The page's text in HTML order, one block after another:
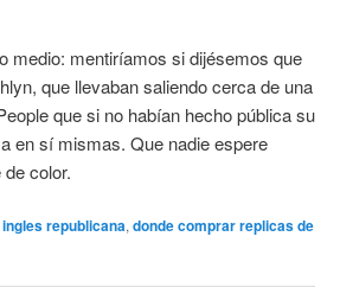
medio: mentiríamos si dijésemos que
que llevaban saliendo cerca de una
que si no habían hecho pública su
en sí mismas. Que nadie espere
color.
republicana, donde comprar replicas de